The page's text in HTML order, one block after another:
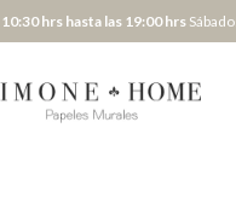
10:30 hrs hasta las 19:00 hrs